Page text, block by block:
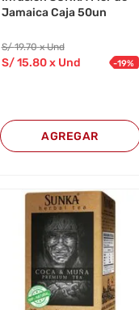
Jamaica Caja 50un
S/19.70 x Und
S/15.80 x Und -19%
AGREGAR